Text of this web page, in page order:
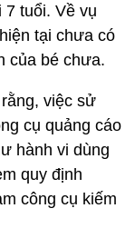
tuổi. Về vụ
tại chưa có
của bé chưa.
việc sử
cụ quảng cáo
hành vi dùng
quy định
công cụ kiếm